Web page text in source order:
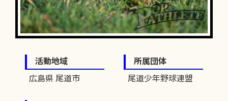
活動地域
広島県 尾道市
所属団体
尾道少年野球連盟